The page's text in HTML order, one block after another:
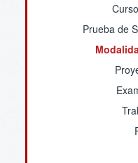
Prueba de